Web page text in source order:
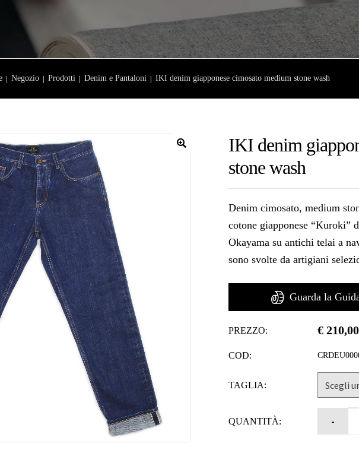
Negozio Prodotti Denim e Pantaloni IKI denim giapponese cimosato medium stone wash
IKI denim
stone wash
Denim cimosato, medium
cotone giapponese “Kuroki”
Okayama su antichi telai a
sono svolte da artigiani
Guarda la
PREZZO: € 210,00
COD:
TAGLIA:
QUANTITÀ: